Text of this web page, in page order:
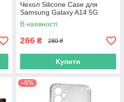
Чехол Silicone Case для
Samsung Galaxy A14 5G
В наявності
266 ₴ 280 ₴
Купити
–5%